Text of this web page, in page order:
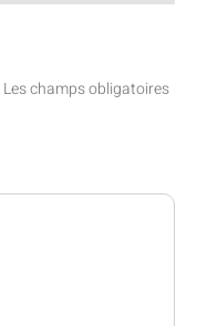
Les champs obligatoires